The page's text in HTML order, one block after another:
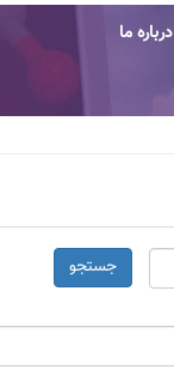
درباره ما
جستجو